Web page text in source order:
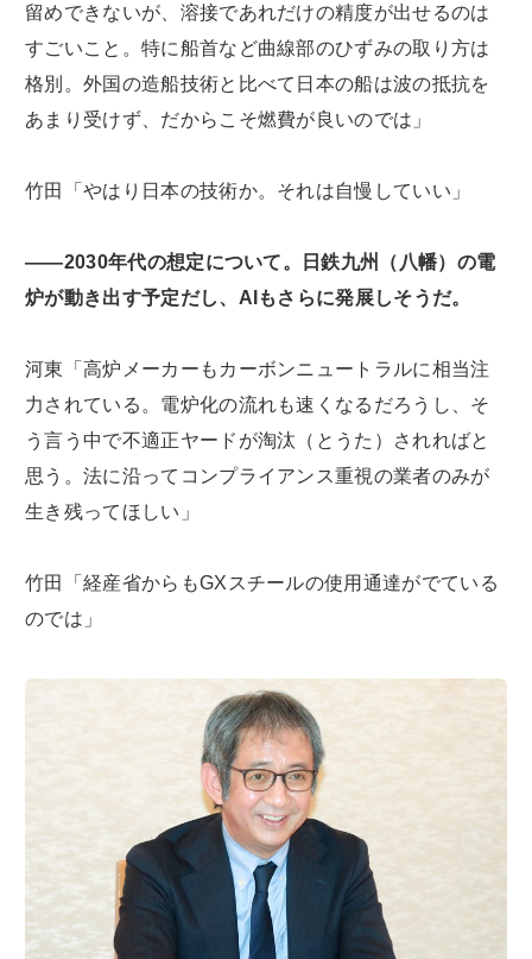
留めできないが、溶接であれだけの精度が出せるのは
すごいこと。特に船首など曲線部のひずみの取り方は
格別。外国の造船技術と比べて日本の船は波の抵抗を
あまり受けず、だからこそ燃費が良いのでは」
竹田「やはり日本の技術か。それは自慢していい」
――2030年代の想定について。日鉄九州（八幡）の電
炉が動き出す予定だし、AIもさらに発展しそうだ。
河東「高炉メーカーもカーボンニュートラルに相当注
力されている。電炉化の流れも速くなるだろうし、そ
う言う中で不適正ヤードが淘汰（とうた）されればと
思う。法に沿ってコンプライアンス重視の業者のみが
生き残ってほしい」
竹田「経産省からもGXスチールの使用通達がでている
のでは」